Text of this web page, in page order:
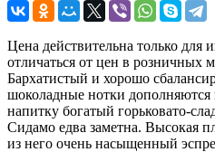
Цена действительна только для
отличаться от цен в розничных
Бархатистый и хорошо
шоколадные нотки дополняются
напитку богатый горьковато-
Сидамо едва заметна. Высокая
из него очень насыщенный